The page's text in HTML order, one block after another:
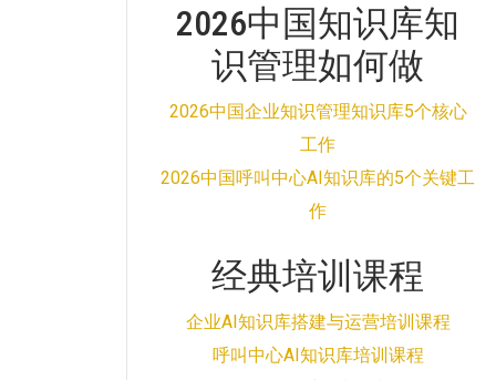
2026中国知识库知
识管理如何做
2026中国企业知识管理知识库5个核心
工作
2026中国呼叫中心AI知识库的5个关键工
作
经典培训课程
企业AI知识库搭建与运营培训课程
呼叫中心AI知识库培训课程